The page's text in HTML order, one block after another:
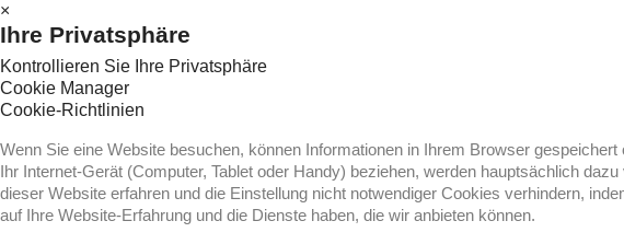
×
Ihre Privatsphäre
Kontrollieren Sie Ihre Privatsphäre
Cookie Manager
Cookie-Richtlinien
Wenn Sie eine Website besuchen, können Informationen in Ihrem Browser
Ihr Internet-Gerät (Computer, Tablet oder Handy) beziehen, werden hauptsächlich
dieser Website erfahren und die Einstellung nicht notwendiger Cookies verhindern,
auf Ihre Website-Erfahrung und die Dienste haben, die wir anbieten können.